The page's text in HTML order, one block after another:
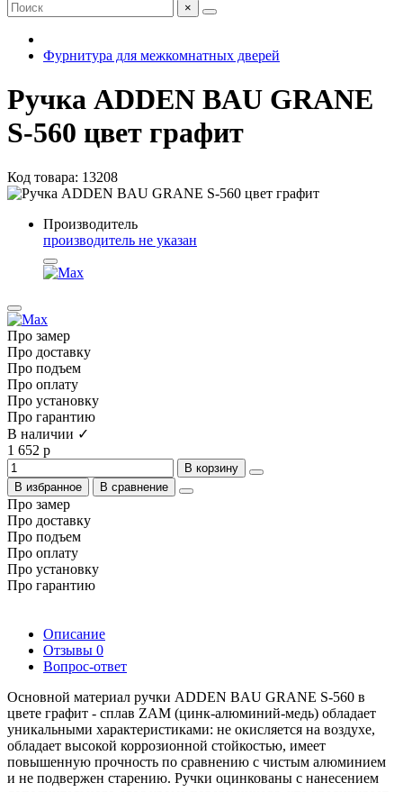
×
Фурнитура для межкомнатных дверей
Ручка ADDEN BAU GRANE
S-560 цвет графит
Код товара: 13208
Производитель
производитель не указан
Про замер
Про доставку
Про подъем
Про оплату
Про установку
Про гарантию
В наличии ✓
1 652 р
В корзину
В избранное
В сравнение
Про замер
Про доставку
Про подъем
Про оплату
Про установку
Про гарантию
Описание
Отзывы 0
Вопрос-ответ
Основной материал ручки ADDEN BAU GRANE S-560 в
цвете графит - сплав ZAM (цинк-алюминий-медь) обладает
уникальными характеристиками: не окисляется на воздухе,
обладает высокой коррозионной стойкостью, имеет
повышенную прочность по сравнению с чистым алюминием
и не подвержен старению. Ручки оцинкованы с нанесением